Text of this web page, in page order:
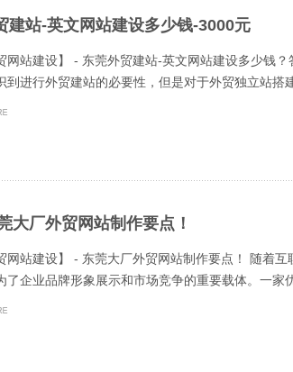
建站-英文网站建设多少钱-3000元
网站建设】 - 东莞外贸建站-英文网站建设多少钱
到进行外贸建站的必要性，但是对于外贸独立站搭
大厂外贸网站制作要点！
网站建设】 - 东莞大厂外贸网站制作要点！ 随着
了企业品牌形象展示和市场竞争的重要载体。一家